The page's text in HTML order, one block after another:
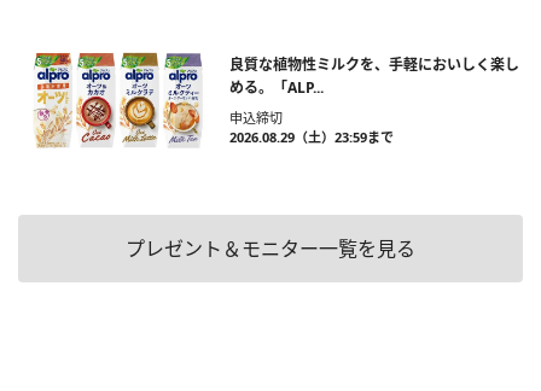
良質な植物性ミルクを、手軽においしく楽し
める。「ALP...
申込締切
2026.08.29（土）23:59まで
プレゼント＆モニター一覧を見る